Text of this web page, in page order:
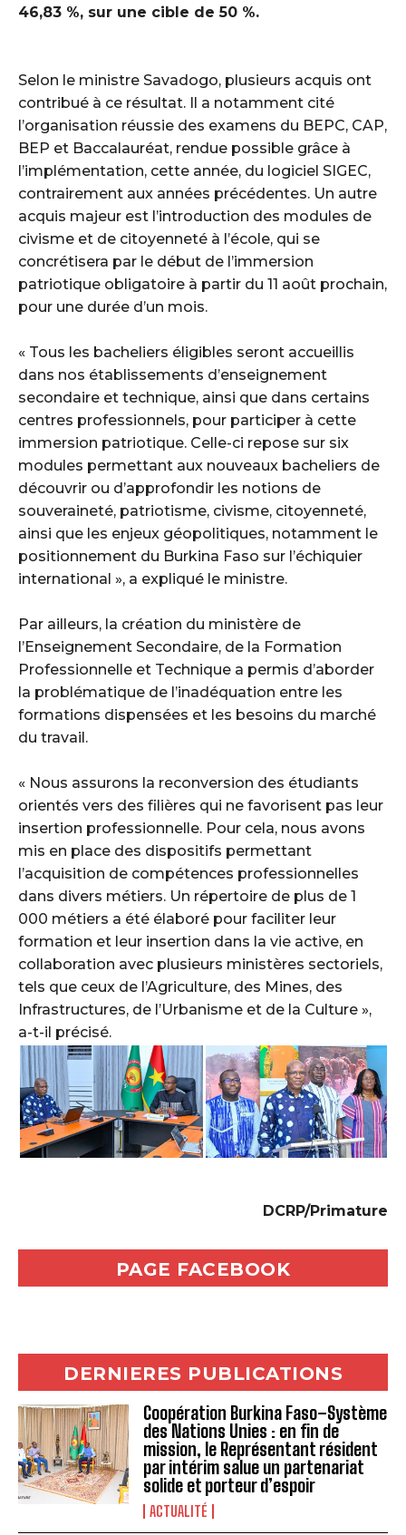
46,83 %, sur une cible de 50 %.
‎Selon le ministre Savadogo, plusieurs acquis ont
contribué à ce résultat. Il a notamment cité
l’organisation réussie des examens du BEPC, CAP,
BEP et Baccalauréat, rendue possible grâce à
l’implémentation, cette année, du logiciel SIGEC,
contrairement aux années précédentes. Un autre
acquis majeur est l’introduction des modules de
civisme et de citoyenneté à l’école, qui se
concrétisera par le début de l’immersion
patriotique obligatoire à partir du 11 août prochain,
pour une durée d’un mois.
‎« Tous les bacheliers éligibles seront accueillis
dans nos établissements d’enseignement
secondaire et technique, ainsi que dans certains
centres professionnels, pour participer à cette
immersion patriotique. Celle-ci repose sur six
modules permettant aux nouveaux bacheliers de
découvrir ou d’approfondir les notions de
souveraineté, patriotisme, civisme, citoyenneté,
ainsi que les enjeux géopolitiques, notamment le
positionnement du Burkina Faso sur l’échiquier
international », a expliqué le ministre.
‎Par ailleurs, la création du ministère de
l’Enseignement Secondaire, de la Formation
Professionnelle et Technique a permis d’aborder
la problématique de l’inadéquation entre les
formations dispensées et les besoins du marché
du travail.
‎« Nous assurons la reconversion des étudiants
orientés vers des filières qui ne favorisent pas leur
insertion professionnelle. Pour cela, nous avons
mis en place des dispositifs permettant
l’acquisition de compétences professionnelles
dans divers métiers. Un répertoire de plus de 1
000 métiers a été élaboré pour faciliter leur
formation et leur insertion dans la vie active, en
collaboration avec plusieurs ministères sectoriels,
tels que ceux de l’Agriculture, des Mines, des
Infrastructures, de l’Urbanisme et de la Culture »,
a-t-il précisé.
‎DCRP/Primature
PAGE FACEBOOK
DERNIERES PUBLICATIONS
Coopération Burkina Faso–Système
des Nations Unies : en fin de
mission, le Représentant résident
par intérim salue un partenariat
solide et porteur d’espoir
ACTUALITÉ